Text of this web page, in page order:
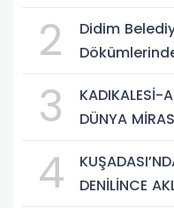
2
Didim
3
KADIKALESİ-
DÜNYA
4
DENİLİNCE